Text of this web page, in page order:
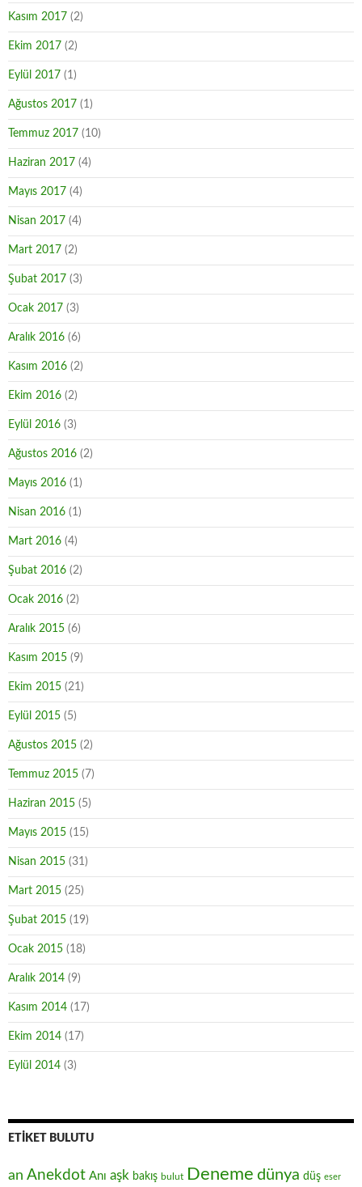
Kasım 2017 (2)
Ekim 2017 (2)
Eylül 2017 (1)
Ağustos 2017 (1)
Temmuz 2017 (10)
Haziran 2017 (4)
Mayıs 2017 (4)
Nisan 2017 (4)
Mart 2017 (2)
Şubat 2017 (3)
Ocak 2017 (3)
Aralık 2016 (6)
Kasım 2016 (2)
Ekim 2016 (2)
Eylül 2016 (3)
Ağustos 2016 (2)
Mayıs 2016 (1)
Nisan 2016 (1)
Mart 2016 (4)
Şubat 2016 (2)
Ocak 2016 (2)
Aralık 2015 (6)
Kasım 2015 (9)
Ekim 2015 (21)
Eylül 2015 (5)
Ağustos 2015 (2)
Temmuz 2015 (7)
Haziran 2015 (5)
Mayıs 2015 (15)
Nisan 2015 (31)
Mart 2015 (25)
Şubat 2015 (19)
Ocak 2015 (18)
Aralık 2014 (9)
Kasım 2014 (17)
Ekim 2014 (17)
Eylül 2014 (3)
ETIKET BULUTU
an Anekdot Anı aşk bakış bulut Deneme dünya düş eser